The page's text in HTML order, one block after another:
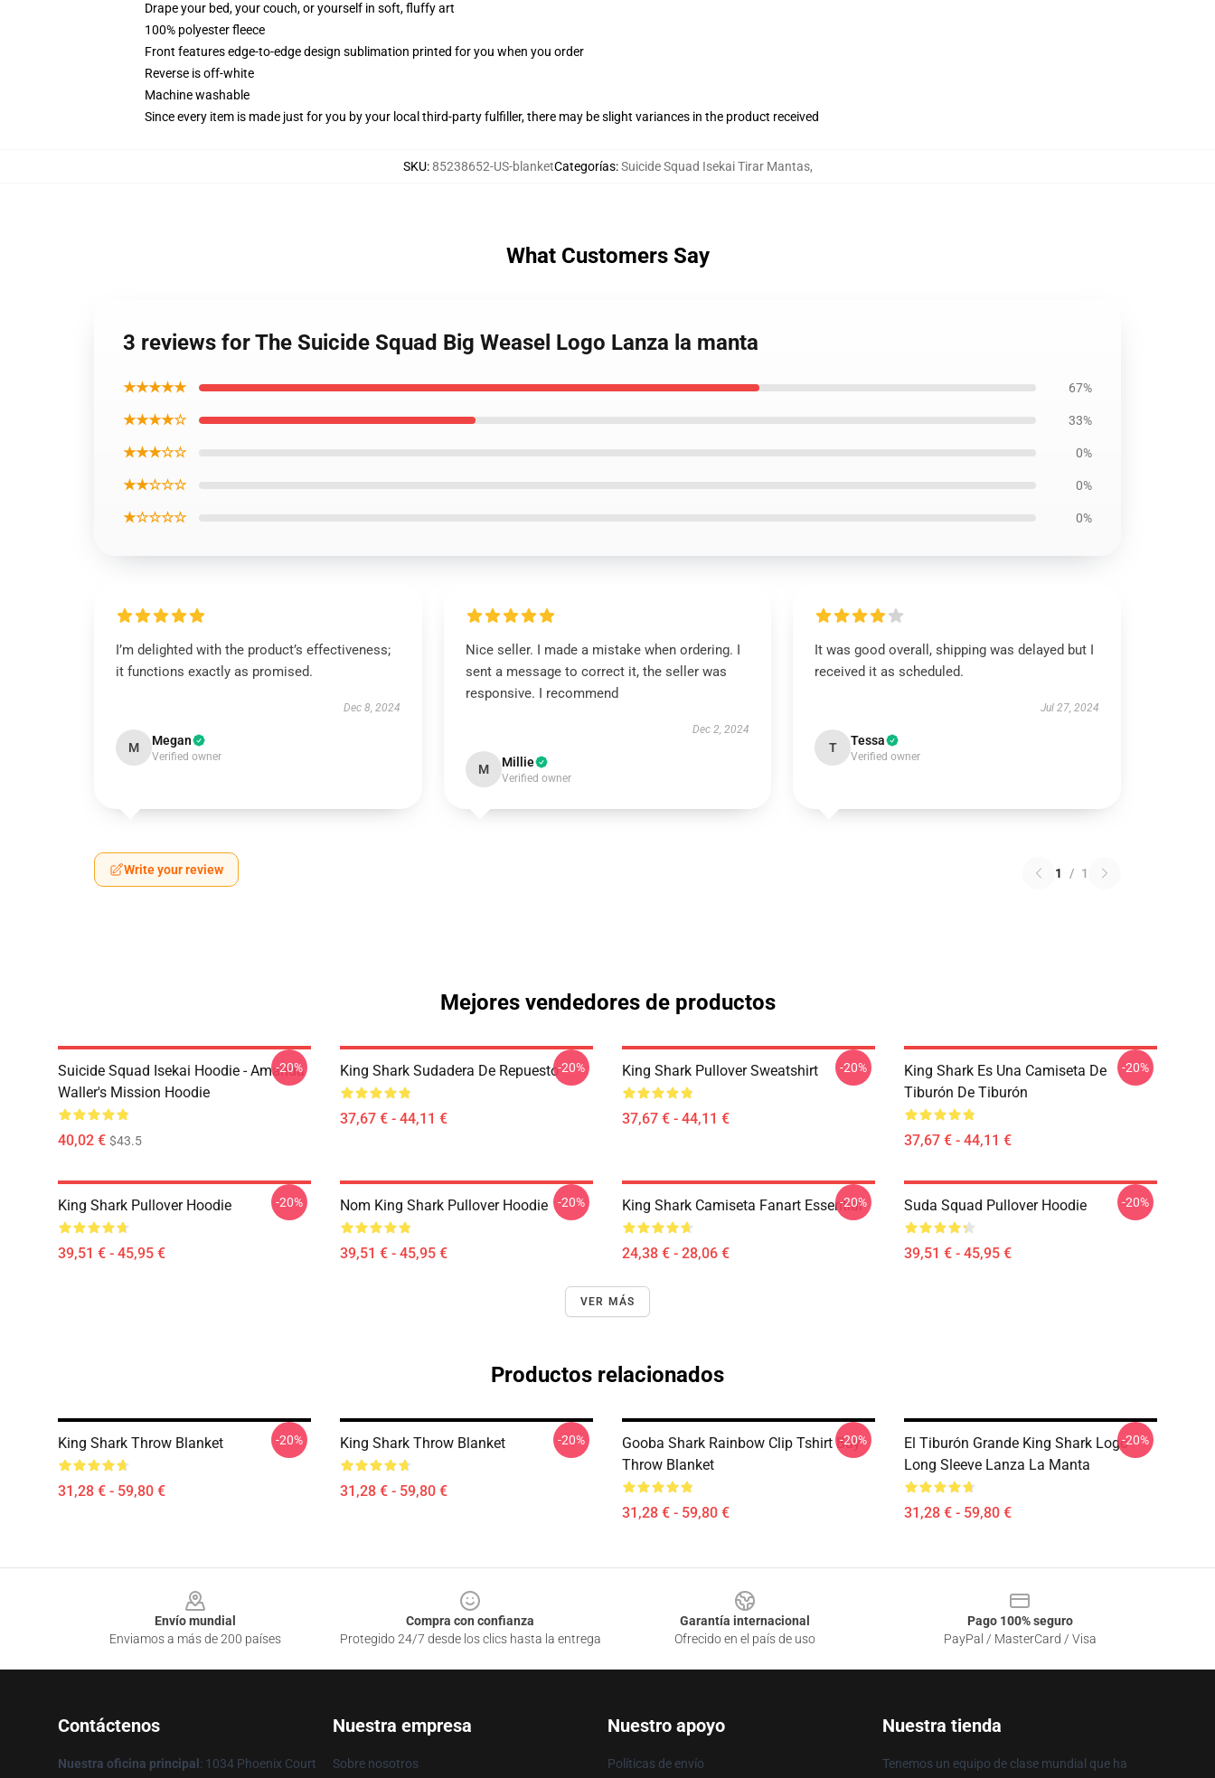
Drape your bed, your couch, or yourself in soft, fluffy art
100% polyester fleece
Front features edge-to-edge design sublimation printed for you when you order
Reverse is off-white
Machine washable
Since every item is made just for you by your local third-party fulfiller, there may be slight variances in the product received
SKU:85238652-US-blanketCategorías:Suicide Squad Isekai Tirar Mantas,
What Customers Say
3 reviews for The Suicide Squad Big Weasel Logo Lanza la manta
★★★★★ 67%
★★★★☆ 33%
★★★☆☆ 0%
★★☆☆☆ 0%
★☆☆☆☆ 0%
I’m delighted with the product’s effectiveness;
it functions exactly as promised.
Dec 8, 2024
M Megan
Verified owner
Nice seller. I made a mistake when ordering. I
sent a message to correct it, the seller was
responsive. I recommend
Dec 2, 2024
M Millie
Verified owner
It was good overall, shipping was delayed but I
received it as scheduled.
Jul 27, 2024
T Tessa
Verified owner
Write your review 1 / 1
Mejores vendedores de productos
Suicide Squad Isekai Hoodie - Amanda
Waller's Mission Hoodie
40,02 € $43.5
-20% King Shark Sudadera De Repuesto
37,67 € - 44,11 €
-20% King Shark Pullover Sweatshirt
37,67 € - 44,11 €
-20%
King Shark Es Una Camiseta De
Tiburón De Tiburón
37,67 € - 44,11 €
-20%
King Shark Pullover Hoodie
39,51 € - 45,95 €
-20% Nom King Shark Pullover Hoodie
39,51 € - 45,95 €
-20% King Shark Camiseta Fanart Essential
24,38 € - 28,06 €
-20% Suda Squad Pullover Hoodie
39,51 € - 45,95 €
-20%
VER MÁS
Productos relacionados
King Shark Throw Blanket
31,28 € - 59,80 €
-20% King Shark Throw Blanket
31,28 € - 59,80 €
-20%
Gooba Shark Rainbow Clip Tshirt Buy
Throw Blanket
31,28 € - 59,80 €
-20%
El Tiburón Grande King Shark Logo
Long Sleeve Lanza La Manta
31,28 € - 59,80 €
-20%
Envío mundial
Enviamos a más de 200 países
Compra con confianza
Protegido 24/7 desde los clics hasta la entrega
Garantía internacional
Ofrecido en el país de uso
Pago 100% seguro
PayPal / MasterCard / Visa
Contáctenos
Nuestra oficina principal : 1034 Phoenix Court
Nuestra empresa
Sobre nosotros
Nuestro apoyo
Políticas de envío
Nuestra tienda
Tenemos un equipo de clase mundial que ha